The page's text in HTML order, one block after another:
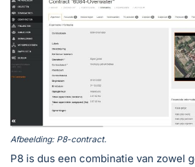
Afbeelding: P8-contract.
P8 is dus een combinatie van zowel